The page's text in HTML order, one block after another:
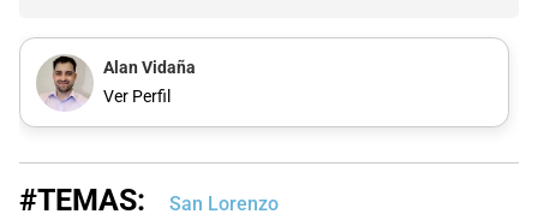
Alan Vidaña
Ver Perfil
#TEMAS: San Lorenzo